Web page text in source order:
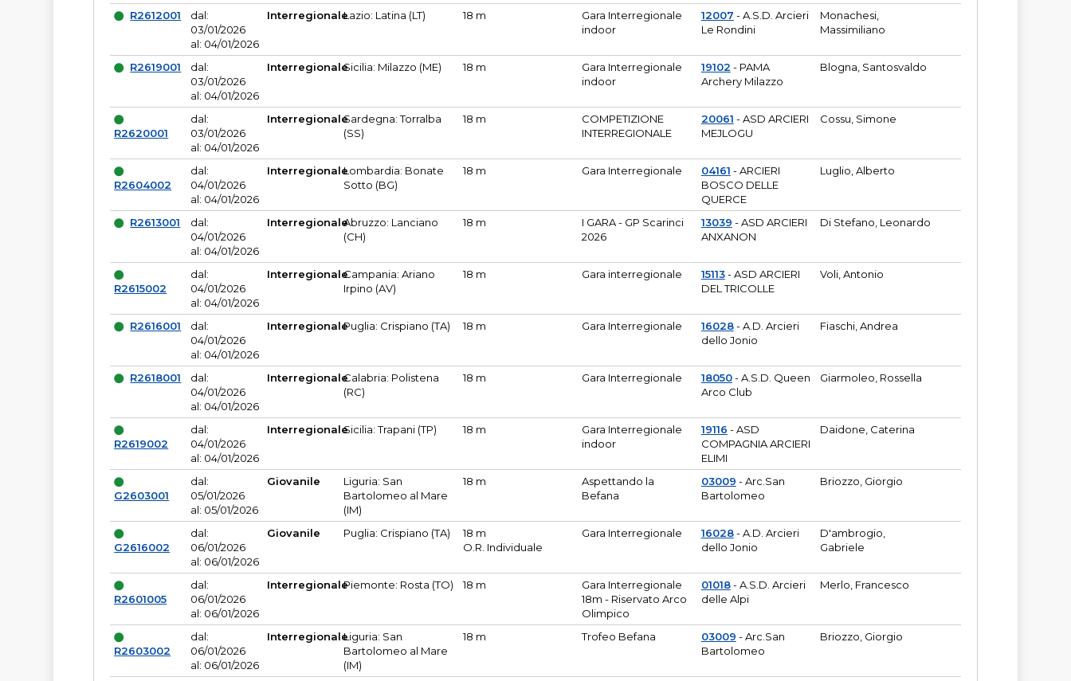
R2612001
dal:
03/01/2026
al: 04/01/2026
InterregionaleLazio: Latina (LT) 18 m
Gara Interregionale
indoor
12007 - A.S.D. Arcieri
Le Rondini
Monachesi,
Massimiliano
R2619001
dal:
03/01/2026
al: 04/01/2026
InterregionaleSicilia: Milazzo (ME) 18 m
Gara Interregionale
indoor
19102 - PAMA
Archery Milazzo
Blogna, Santosvaldo
R2620001
dal:
03/01/2026
al: 04/01/2026
InterregionaleSardegna: Torralba
(SS)
18 m
COMPETIZIONE
INTERREGIONALE
20061 - ASD ARCIERI
MEJLOGU
Cossu, Simone
R2604002
dal:
04/01/2026
al: 04/01/2026
InterregionaleLombardia: Bonate
Sotto (BG)
18 m Gara Interregionale 04161 - ARCIERI
BOSCO DELLE
QUERCE
Luglio, Alberto
R2613001
dal:
04/01/2026
al: 04/01/2026
InterregionaleAbruzzo: Lanciano
(CH)
18 m
I GARA - GP Scarinci
2026
13039 - ASD ARCIERI
ANXANON
Di Stefano, Leonardo
R2615002
dal:
04/01/2026
al: 04/01/2026
InterregionaleCampania: Ariano
Irpino (AV)
18 m Gara interregionale 15113- ASD ARCIERI
DEL TRICOLLE
Voli, Antonio
R2616001
dal:
04/01/2026
al: 04/01/2026
InterregionalePuglia: Crispiano (TA) 18 m Gara Interregionale 16028- A.D. Arcieri
dello Jonio
Fiaschi, Andrea
R2618001
dal:
04/01/2026
al: 04/01/2026
InterregionaleCalabria: Polistena
(RC)
18 m Gara Interregionale 18050- A.S.D. Queen
Arco Club
Giarmoleo, Rossella
R2619002
dal:
04/01/2026
al: 04/01/2026
InterregionaleSicilia: Trapani (TP) 18 m
Gara Interregionale
indoor
19116 - ASD
COMPAGNIA ARCIERI
ELIMI
Daidone, Caterina
G2603001
dal:
05/01/2026
al: 05/01/2026
Giovanile
Liguria: San
Bartolomeo al Mare
(IM)
18 m
Aspettando la
Befana
03009 - Arc.San
Bartolomeo
Briozzo, Giorgio
G2616002
dal:
06/01/2026
al: 06/01/2026
Giovanile Puglia: Crispiano (TA)
18 m
O.R. Individuale
Gara Interregionale 16028- A.D. Arcieri
dello Jonio
D'ambrogio,
Gabriele
R2601005
dal:
06/01/2026
al: 06/01/2026
InterregionalePiemonte: Rosta (TO) 18 m
Gara Interregionale
18m - Riservato Arco
Olimpico
01018- A.S.D. Arcieri
delle Alpi
Merlo, Francesco
R2603002
dal:
06/01/2026
al: 06/01/2026
InterregionaleLiguria: San
Bartolomeo al Mare
(IM)
18 m Trofeo Befana 03009 - Arc.San
Bartolomeo
Briozzo, Giorgio